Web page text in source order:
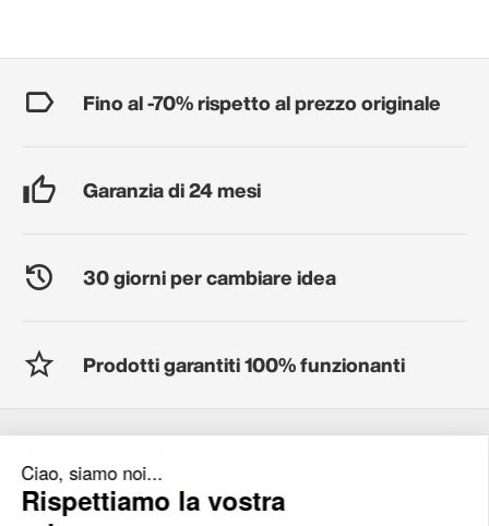
Fino al -70% rispetto al prezzo originale
Garanzia di 24 mesi
30 giorni per cambiare idea
Prodotti garantiti 100% funzionanti